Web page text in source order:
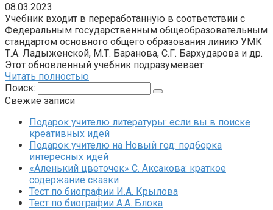
08.03.2023
Учебник входит в переработанную в соответствии с
Федеральным государственным общеобразовательным
стандартом основного общего образования линию УМК
Т.А. Ладыженской, М.Т. Баранова, С.Г. Бархударова и др.
Этот обновленный учебник подразумевает
Читать полностью
Поиск:
Свежие записи
Подарок учителю литературы: если вы в поиске
креативных идей
Подарок учителю на Новый год: подборка
интересных идей
«Аленький цветочек» С. Аксакова: краткое
содержание сказки
Тест по биографии И.А. Крылова
Тест по биографии А.А. Блока